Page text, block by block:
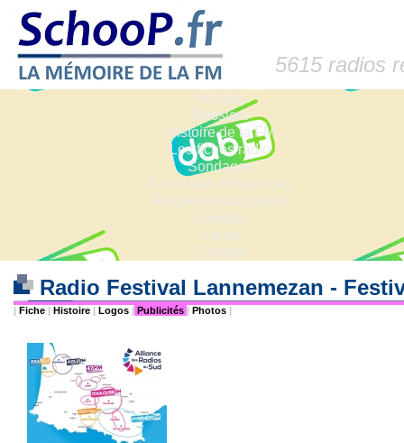
5615 radios
Accueil
Dossiers
Histoire de la FM
Les fiches radio
Sondages
Anciennes fréquences
Fréquences actuelles
Lexique
Liens
Contact
Radio Festival Lannemezan -
| Fiche | Histoire | Logos | Publicités | Photos |